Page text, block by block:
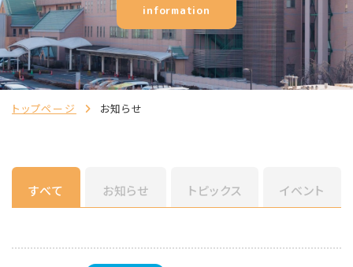
information
トップページ お知らせ
すべて お知らせ トピックス イベント